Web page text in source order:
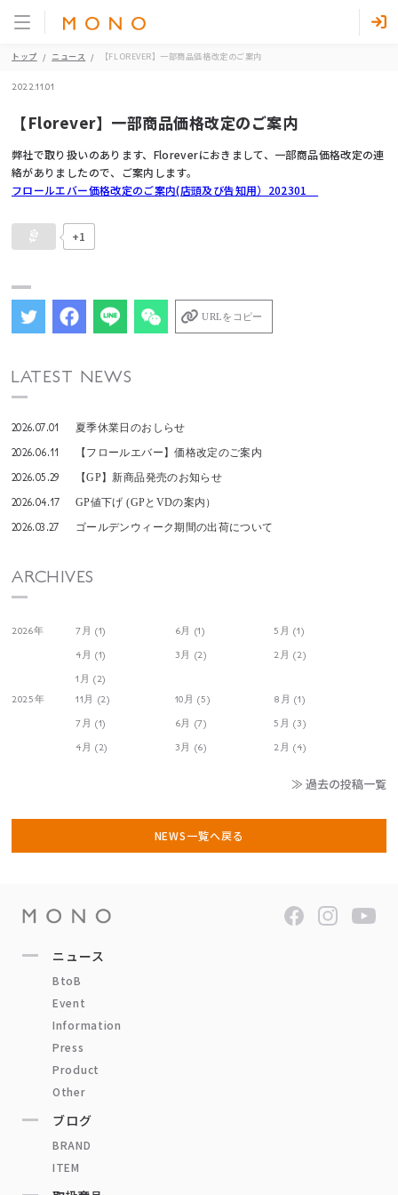
トップ ニュース 【FLOREVER】一部商品価格改定のご案内
2022.11.01
【Florever】一部商品価格改定のご案内
弊社で取り扱いのあります、Floreverにおきまして、一部商品価格改定の連
絡がありましたので、ご案内します。
フロールエバー価格改定のご案内(店頭及び告知用）202301
+1
URLをコピー
LATEST NEWS
2026.07.01 夏季休業日のおしらせ
2026.06.11 【フロールエバー】価格改定のご案内
2026.05.29 【GP】新商品発売のお知らせ
2026.04.17 GP値下げ (GPとVDの案内）
2026.03.27 ゴールデンウィーク期間の出荷について
ARCHIVES
2026年 7月 (1) 6月 (1)
5月 (1)
4月 (1)
3月 (2)
2月 (2)
1月 (2)
2025年
11月 (2) 10月 (5)
8月 (1)
7月 (1)
6月 (7)
5月 (3)
4月 (2)
3月 (6) 2月 (4)
≫ 過去の投稿一覧
NEWS一覧へ戻る
ニュース
BtoB
Event
Information
Press
Product
Other
ブログ
BRAND
ITEM